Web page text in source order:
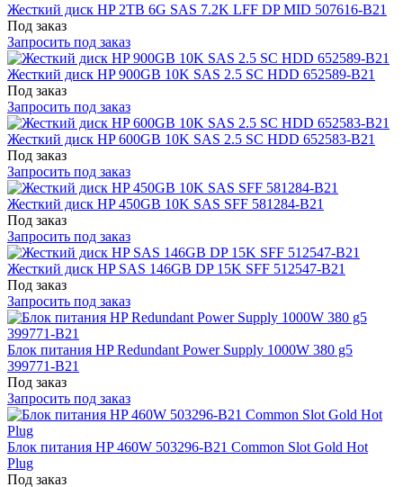
Жесткий диск HP 2TB 6G SAS 7.2K LFF DP MID 507616-B21
Под заказ
Запросить под заказ
Жесткий диск HP 900GB 10K SAS 2.5 SC HDD 652589-B21
Под заказ
Запросить под заказ
Жесткий диск HP 600GB 10K SAS 2.5 SC HDD 652583-B21
Под заказ
Запросить под заказ
Жесткий диск HP 450GB 10K SAS SFF 581284-B21
Под заказ
Запросить под заказ
Жесткий диск HP SAS 146GB DP 15K SFF 512547-B21
Под заказ
Запросить под заказ
Блок питания HP Redundant Power Supply 1000W 380 g5
399771-B21
Под заказ
Запросить под заказ
Блок питания HP 460W 503296-B21 Common Slot Gold Hot
Plug
Под заказ